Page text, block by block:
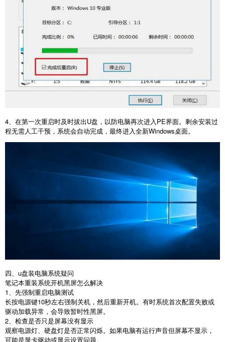
4、在第一次重启时及时拔出U盘，以防电脑再次进入PE界面。剩余安装过
程无需人工干预，系统会自动完成，最终进入全新Windows桌面。
四、u盘装电脑系统疑问
笔记本重装系统开机黑屏怎么解决
1
、先强制重启电脑测试
长按电源键10秒左右强制关机，然后重新开机。有时系统首次配置失败或
驱动加载异常，会导致暂时性黑屏。
2 、检查是否只是屏幕没有显示
观察电源灯、硬盘灯是否正常闪烁。如果电脑有运行声音但屏幕不显示，
可能是显卡驱动或显示设置问题。